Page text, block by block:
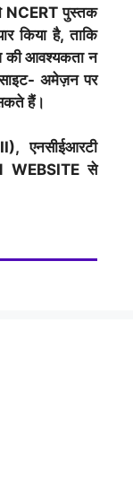
NCERT पुस्तक
किया है, ताकि
की आवश्यकता न
अमेज़न पर
हैं।
एनसीईआरटी
WEBSITE से